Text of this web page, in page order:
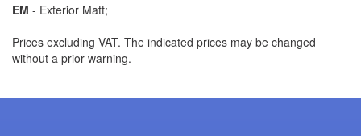
EM - Exterior Matt;
Prices excluding VAT. The indicated prices may be changed
without a prior warning.